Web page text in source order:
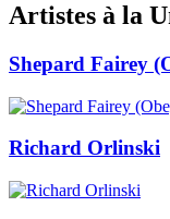
Artistes à la
Shepard Fairey
Richard Orlinski